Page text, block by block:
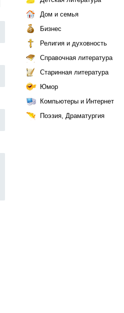
Дом и семья
Бизнес
Религия и духовность
Справочная литература
Старинная литература
Юмор
Компьютеры и Интернет
Поэзия, Драматургия